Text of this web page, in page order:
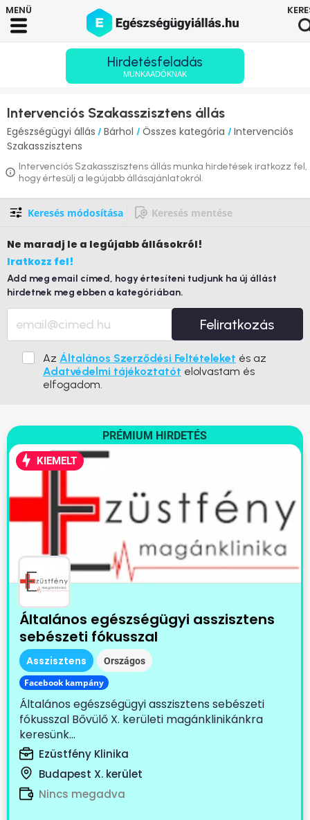
Hirdetésfeladás
MUNKAADÓKNAK
Intervenciós Szakasszisztens állás
Egészségügyi állás / Bárhol / Összes kategória / Intervenciós
Szakasszisztens
Intervenciós Szakasszisztens állás munka hirdetések iratkozz fel,
hogy értesülj a legújabb állásajánlatokról.
Keresés módosítása Keresés mentése
Ne maradj le a legújabb állásokról!
Iratkozz fel!
Add meg email címed, hogy értesíteni tudjunk ha új állást
hirdetnek meg ebben a kategóriában.
Feliratkozás
Az Általános Szerződési Feltételeket és az
Adatvédelmi tájékoztatót elolvastam és
elfogadom.
PRÉMIUM HIRDETÉS
KIEMELT
Általános egészségügyi asszisztens
sebészeti fókusszal
Asszisztens Országos
Facebook kampány
Általános egészségügyi asszisztens sebészeti
fókusszal Bővülő X. kerületi magánklinikánkra
keresünk...
Ezüstfény Klinika
Budapest X. kerület
Nincs megadva